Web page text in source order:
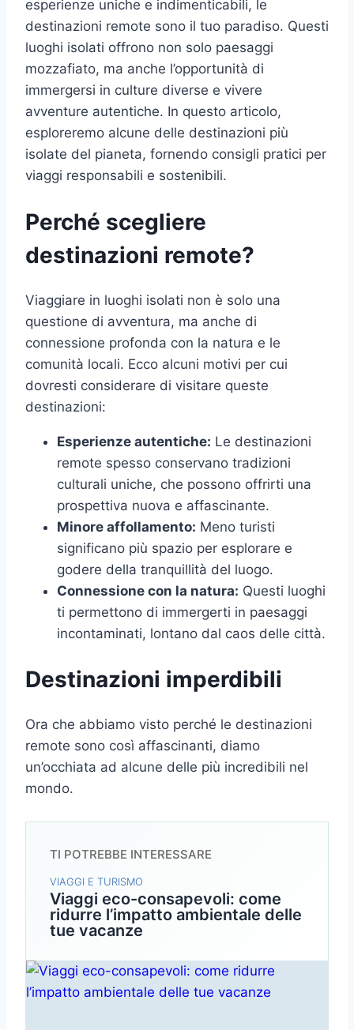
esperienze uniche e indimenticabili, le
destinazioni remote sono il tuo paradiso. Questi
luoghi isolati offrono non solo paesaggi
mozzafiato, ma anche l’opportunità di
immergersi in culture diverse e vivere
avventure autentiche. In questo articolo,
esploreremo alcune delle destinazioni più
isolate del pianeta, fornendo consigli pratici per
viaggi responsabili e sostenibili.
Perché scegliere
destinazioni remote?
Viaggiare in luoghi isolati non è solo una
questione di avventura, ma anche di
connessione profonda con la natura e le
comunità locali. Ecco alcuni motivi per cui
dovresti considerare di visitare queste
destinazioni:
Esperienze autentiche: Le destinazioni
remote spesso conservano tradizioni
culturali uniche, che possono offrirti una
prospettiva nuova e affascinante.
Minore affollamento: Meno turisti
significano più spazio per esplorare e
godere della tranquillità del luogo.
Connessione con la natura: Questi luoghi
ti permettono di immergerti in paesaggi
incontaminati, lontano dal caos delle città.
Destinazioni imperdibili
Ora che abbiamo visto perché le destinazioni
remote sono così affascinanti, diamo
un’occhiata ad alcune delle più incredibili nel
mondo.
TI POTREBBE INTERESSARE
VIAGGI E TURISMO
Viaggi eco-consapevoli: come
ridurre l’impatto ambientale delle
tue vacanze